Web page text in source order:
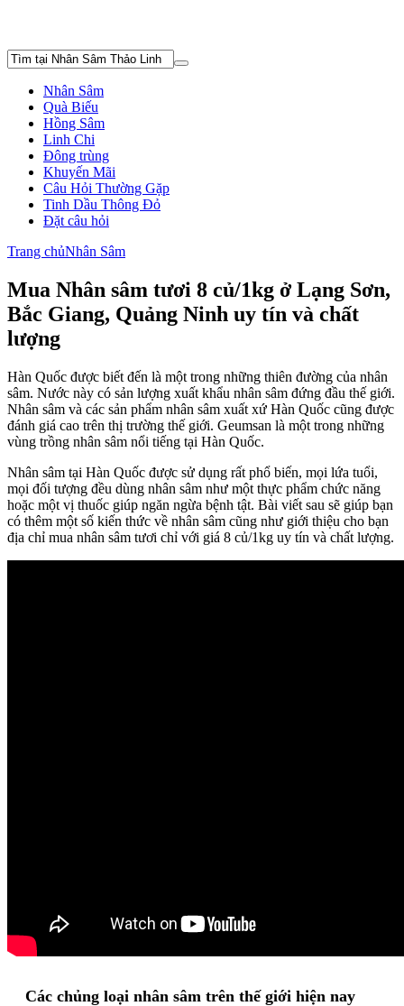
Nhân Sâm
Quà Biếu
Hồng Sâm
Linh Chi
Đông trùng
Khuyến Mãi
Câu Hỏi Thường Gặp
Tinh Dầu Thông Đỏ
Đặt câu hỏi
Trang chủNhân Sâm
Mua Nhân sâm tươi 8 củ/1kg ở Lạng Sơn,
Bắc Giang, Quảng Ninh uy tín và chất
lượng
Hàn Quốc được biết đến là một trong những thiên đường của nhân
sâm. Nước này có sản lượng xuất khẩu nhân sâm đứng đầu thế giới.
Nhân sâm và các sản phẩm nhân sâm xuất xứ Hàn Quốc cũng được
đánh giá cao trên thị trường thế giới. Geumsan là một trong những
vùng trồng nhân sâm nổi tiếng tại Hàn Quốc.
Nhân sâm tại Hàn Quốc được sử dụng rất phổ biến, mọi lứa tuổi,
mọi đối tượng đều dùng nhân sâm như một thực phẩm chức năng
hoặc một vị thuốc giúp ngăn ngừa bệnh tật. Bài viết sau sẽ giúp bạn
có thêm một số kiến thức về nhân sâm cũng như giới thiệu cho bạn
địa chỉ mua nhân sâm tươi chỉ với giá 8 củ/1kg uy tín và chất lượng.
Các chủng loại nhân sâm trên thế giới hiện nay